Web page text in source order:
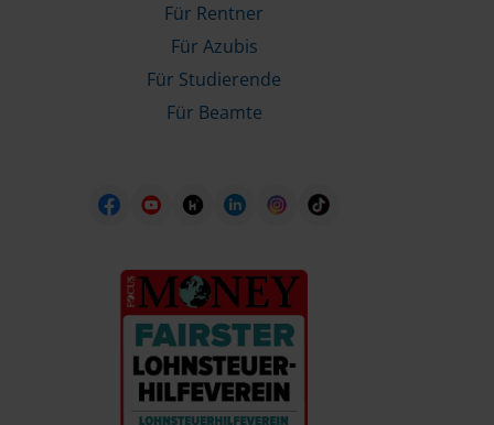
Für Rentner
Für Azubis
Für Studierende
Für Beamte